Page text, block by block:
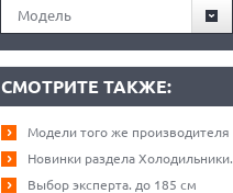
Модель
СМОТРИТЕ ТАКЖЕ:
Модели того же производителя
Новинки раздела Холодильники.
Выбор эксперта. до 185 см